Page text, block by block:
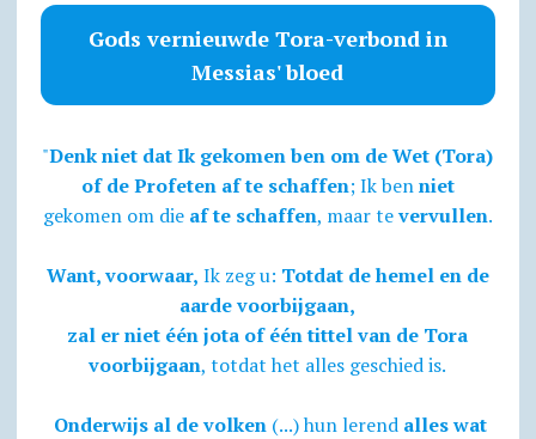
Gods vernieuwde Tora-verbond in
Messias' bloed
"Denk niet dat Ik gekomen ben om de Wet (Tora)
of de Profeten af te schaffen; Ik benniet
gekomen om die af te schaffen, maar tevervullen.
Want, voorwaar, Ik zeg u: Totdat de hemel en de
aarde voorbijgaan,
zal er niet één jota of één tittel van de Tora
voorbijgaan, totdat het alles geschied is.
Onderwijs al de volken(...) hun lerend alles wat